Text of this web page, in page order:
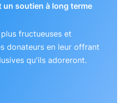
un soutien à long terme
fructueuses et
donateurs en leur offrant
qu'ils adoreront.